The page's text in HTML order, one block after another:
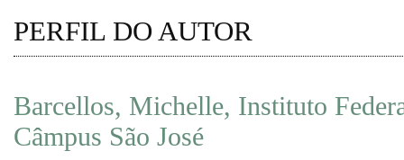
PERFIL DO AUTOR
Barcellos, Michelle, Instituto
Câmpus São José